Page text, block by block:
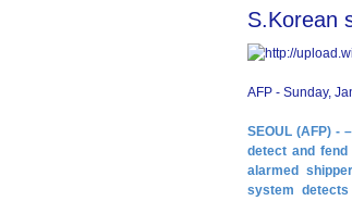
S.Korean
AFP - Sunday,
SEOUL (AFP) -
detect and
alarmed
system